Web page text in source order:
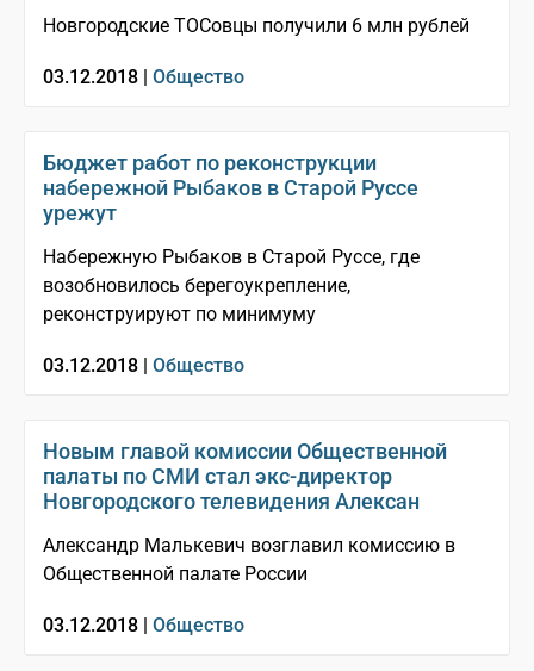
Новгородские ТОСовцы получили 6 млн рублей
03.12.2018 | Общество
Бюджет работ по реконструкции
набережной Рыбаков в Старой Руссе
урежут
Набережную Рыбаков в Старой Руссе, где
возобновилось берегоукрепление,
реконструируют по минимуму
03.12.2018 | Общество
Новым главой комиссии Общественной
палаты по СМИ стал экс-директор
Новгородского телевидения Алексан
Александр Малькевич возглавил комиссию в
Общественной палате России
03.12.2018 | Общество